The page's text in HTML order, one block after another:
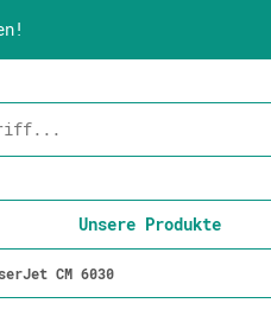
Unsere Produkte
CM 6030